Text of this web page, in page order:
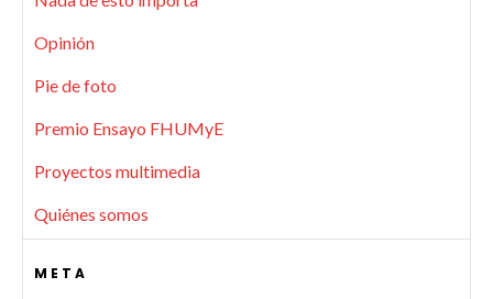
Opinión
Pie de foto
Premio Ensayo FHUMyE
Proyectos multimedia
Quiénes somos
META